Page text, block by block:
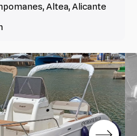
Altea, Alicante